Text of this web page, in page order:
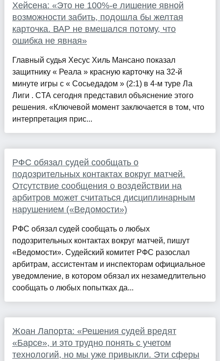
Хейсена: «Это не 100%-е лишение явной
возможности забить, подошла бы желтая
карточка. ВАР не вмешался потому, что
ошибка не явная»
Главный судья Хесус Хиль Мансано показал
защитнику « Реала » красную карточку на 32-й
минуте игры с « Сосьедадом » (2:1) в 4-м туре Ла
Лиги . CTA сегодня представил объяснение этого
решения. «Ключевой момент заключается в том, что
интерпретация прис...
РФС обязал судей сообщать о
подозрительных контактах вокруг матчей.
Отсутствие сообщения о воздействии на
арбитров может считаться дисциплинарным
нарушением («Ведомости»)
РФС обязал судей сообщать о любых
подозрительных контактах вокруг матчей, пишут
«Ведомости». Судейский комитет РФС разослал
арбитрам, ассистентам и инспекторам официальное
уведомление, в котором обязал их незамедлительно
сообщать о любых попытках да...
Жоан Лапорта: «Решения судей вредят
«Барсе», и это трудно понять с учетом
технологий, но мы уже привыкли. Эти сферы